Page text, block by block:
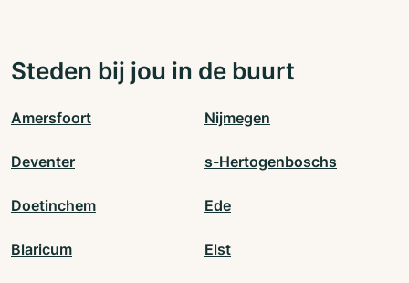
Steden bij jou in de buurt
Amersfoort Nijmegen
Deventer s-Hertogenboschs
Doetinchem Ede
Blaricum Elst